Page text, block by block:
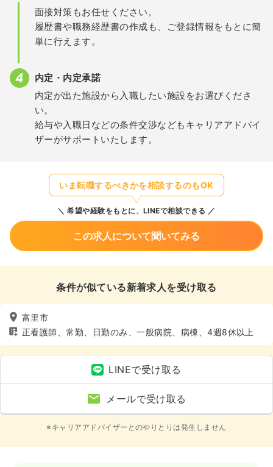
面接対策もお任せください。
履歴書や職務経歴書の作成も、ご登録情報をもとに簡
単に行えます。
内定・内定承諾
内定が出た施設から入職したい施設をお選びくださ
い。
給与や入職日などの条件交渉などもキャリアアドバイ
ザーがサポートいたします。
いま転職するべきかを相談するのもOK
希望や経験をもとに、LINEで相談できる
この求人について聞いてみる
条件が似ている新着求人を受け取る
富里市
正看護師、常勤、日勤のみ、一般病院、病棟、4週8休以上
LINEで受け取る
メールで受け取る
※キャリアアドバイザーとのやりとりは発生しません